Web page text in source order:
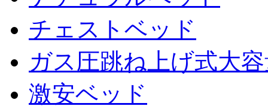
チェストベッド
ガス圧跳ね上げ式大
激安ベッド